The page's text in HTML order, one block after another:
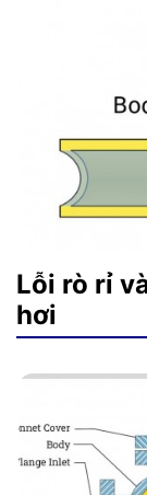
Lỗi rò rỉ
hơi